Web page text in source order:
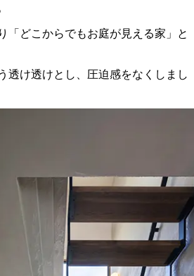
「どこからでもお庭が見える家」と
透け透けとし、圧迫感をなくしまし